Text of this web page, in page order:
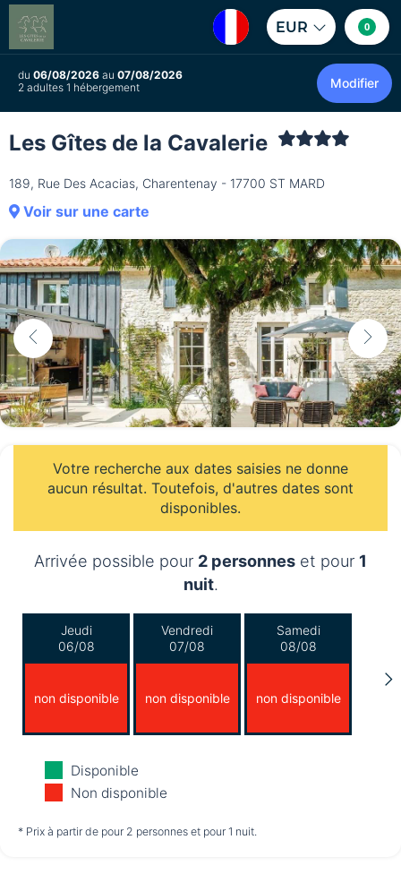
EUR 0
du 06/08/2026 au 07/08/2026
2 adultes 1 hébergement
Modifier
Les Gîtes de la Cavalerie
189, Rue Des Acacias, Charentenay - 17700 ST MARD
Voir sur une carte
Votre recherche aux dates saisies ne donne
aucun résultat. Toutefois, d'autres dates sont
disponibles.
Arrivée possible pour 2 personnes et pour 1
nuit.
Jeudi
06/08
non disponible
Vendredi
07/08
non disponible
Samedi
08/08
non disponible
Dimanche
09/08
non disponible non disponible
Disponible
Non disponible
* Prix à partir de pour 2 personnes et pour 1 nuit.